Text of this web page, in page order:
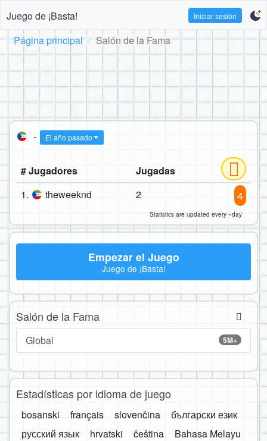
Juego de ¡Basta! Iniciar sesión
Página principal Salón de la Fama
- El año pasado
# Jugadores
Jugadas
1.
theweeknd 2 4
Statistics are updated every ~day
Empezar el Juego
Juego de ¡Basta!
Salón de la Fama
5M+
Global
Estadísticas por idioma de juego
bosanski français slovenčina
български език
русский язык
hrvatski čeština
Bahasa Melayu